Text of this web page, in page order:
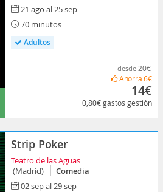
21 ago al 25 sep
70 minutos
Adultos
desde 20€
Ahorra6€
14€
+0,80€gastos gestión
Strip Poker
Teatro de las Aguas
(Madrid)
Comedia
02 sep al 29 sep